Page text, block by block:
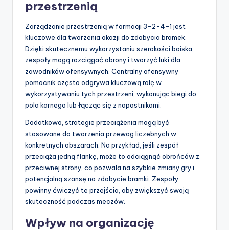
przestrzenią
Zarządzanie przestrzenią w formacji 3-2-4-1 jest
kluczowe dla tworzenia okazji do zdobycia bramek.
Dzięki skutecznemu wykorzystaniu szerokości boiska,
zespoły mogą rozciągać obrony i tworzyć luki dla
zawodników ofensywnych. Centralny ofensywny
pomocnik często odgrywa kluczową rolę w
wykorzystywaniu tych przestrzeni, wykonując biegi do
pola karnego lub łącząc się z napastnikami.
Dodatkowo, strategie przeciążenia mogą być
stosowane do tworzenia przewag liczebnych w
konkretnych obszarach. Na przykład, jeśli zespół
przeciąża jedną flankę, może to odciągnąć obrońców z
przeciwnej strony, co pozwala na szybkie zmiany gry i
potencjalną szansę na zdobycie bramki. Zespoły
powinny ćwiczyć te przejścia, aby zwiększyć swoją
skuteczność podczas meczów.
Wpływ na organizację